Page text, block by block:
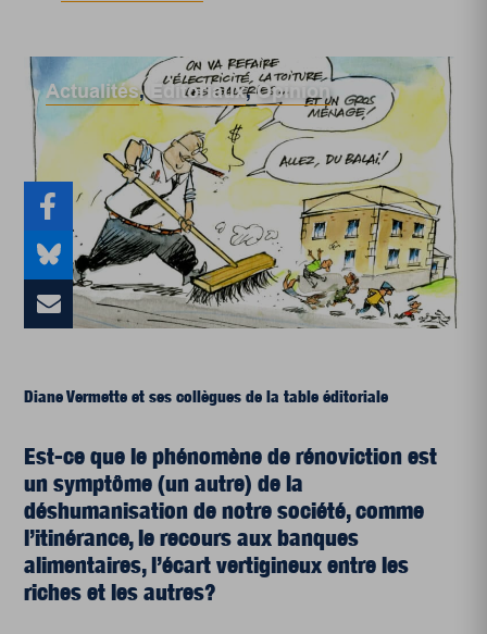
Actualités, Éditoriaux,Opinion
Diane Vermette et ses collègues de la table éditoriale
Est-ce que le phénomène de rénoviction est
un symptôme (un autre) de la
déshumanisation de notre société, comme
l’itinérance, le recours aux banques
alimentaires, l’écart vertigineux entre les
riches et les autres?